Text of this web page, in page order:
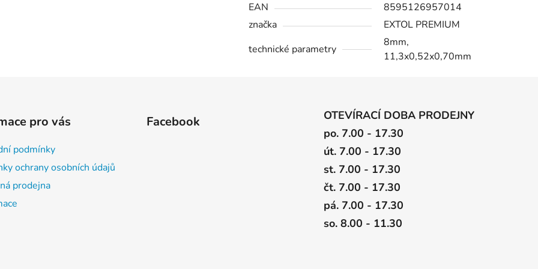
EAN
8595126957014
značka
EXTOL PREMIUM
technické parametry
8mm,
11,3x0,52x0,70mm
pro vás
podmínky
ochrany osobních údajů
prodejna
Facebook
OTEVÍRACÍ DOBA PRODEJNY
po. 7.00 - 17.30
út. 7.00 - 17.30
st. 7.00 - 17.30
čt. 7.00 - 17.30
pá. 7.00 - 17.30
so. 8.00 - 11.30